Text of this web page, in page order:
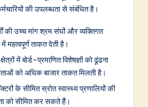
की उपलब्धता से संबंधित है।
की उच्च मांग श्रम संघों और व्यक्तिगत
महत्वपूर्ण ताकत देती है।
में बोर्ड-प्रमाणित विशेषज्ञों को ढूंढना
को अधिक बाजार ताकत मिलती है।
के सीमित स्रोत स्वास्थ्य प्रणालियों की
को सीमित कर सकते हैं।